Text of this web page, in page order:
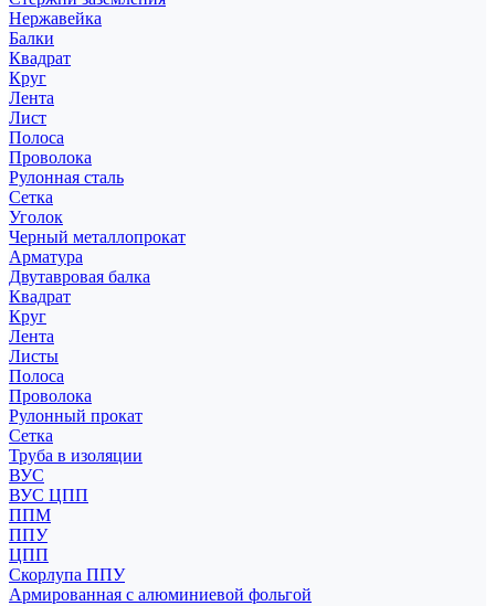
Нержавейка
Балки
Квадрат
Круг
Лента
Лист
Полоса
Проволока
Рулонная сталь
Сетка
Уголок
Черный металлопрокат
Арматура
Двутавровая балка
Квадрат
Круг
Лента
Листы
Полоса
Проволока
Рулонный прокат
Сетка
Труба в изоляции
ВУС
ВУС ЦПП
ППМ
ППУ
ЦПП
Скорлупа ППУ
Армированная с алюминиевой фольгой